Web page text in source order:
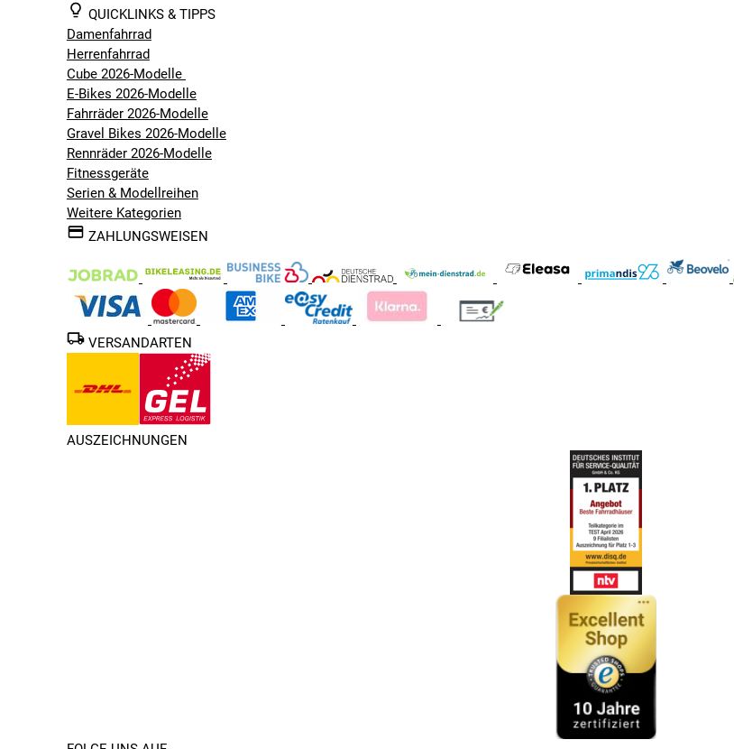
QUICKLINKS & TIPPS
Damenfahrrad
Herrenfahrrad
Cube 2026-Modelle
E-Bikes 2026-Modelle
Fahrräder 2026-Modelle
Gravel Bikes 2026-Modelle
Rennräder 2026-Modelle
Fitnessgeräte
Serien & Modellreihen
Weitere Kategorien
ZAHLUNGSWEISEN
VERSANDARTEN
AUSZEICHNUNGEN